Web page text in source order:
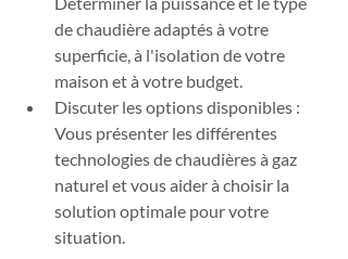
de chaudière adaptés à votre
superficie, à l'isolation de votre
maison et à votre budget.
Discuter les options disponibles :
Vous présenter les différentes
technologies de chaudières à gaz
naturel et vous aider à choisir la
solution optimale pour votre
situation.